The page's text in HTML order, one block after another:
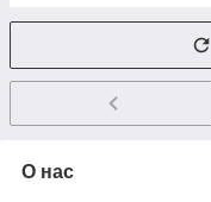
О нас